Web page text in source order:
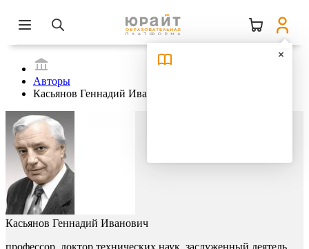
Авторы
Касьянов Геннадий Иванович
Касьянов Геннадий Иванович
профессор, доктор технических наук, заслуженный деятель